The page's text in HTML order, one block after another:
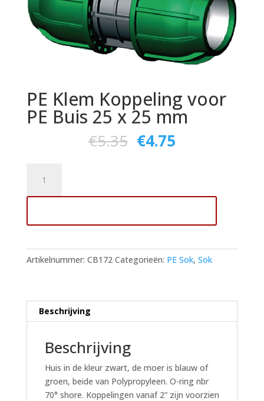
PE Klem Koppeling voor
PE Buis 25 x 25 mm
€5.35 €4.75
Klem
Koppeling
PE
25
x
Artikelnummer: CB172 Categorieën: PE Sok, Sok
Beschrijving
Beschrijving
Huis in de kleur zwart, de moer is blauw of
groen, beide van Polypropyleen. O-ring nbr
70° shore. Koppelingen vanaf 2” zijn voorzien